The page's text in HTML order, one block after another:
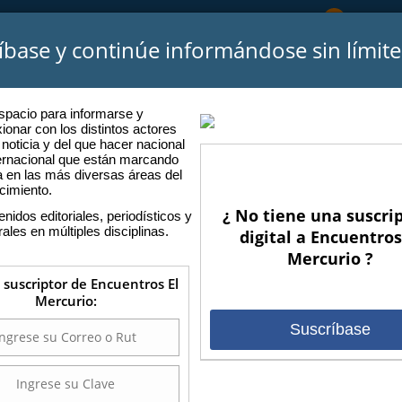
y continúe informándose sin
para informarse y
con los distintos actores
y del que hacer nacional
que están marcando
en las más diversas áreas del
editoriales, periodísticos y
en múltiples disciplinas.
suscriptor de Encuentros El
Mercurio:
¿ No tiene una
digital a
Mercurio ?
Suscríbase